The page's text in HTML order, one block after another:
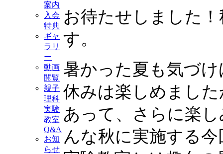
案内
入会
特典
ギャ
ラリ
ー
動画
閲覧
親子
理科
実験
教室
Q&A
お知
らせ
お待たせしました
す。
暑かった夏も気づ
休みは楽しめまし
あって、さらに楽
んな秋に実施する